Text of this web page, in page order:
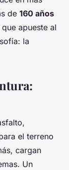
de 160 años
apueste al
la
el terreno
cargan
Un